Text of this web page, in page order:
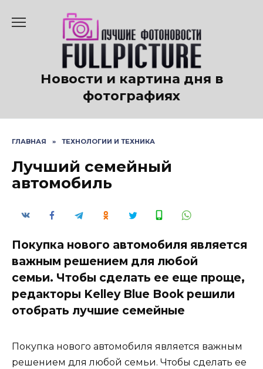
содержанию
Новости и картина дня в
фотографиях
ГЛАВНАЯ » ТЕХНОЛОГИИ И ТЕХНИКА
Лучший семейный
автомобиль
Покупка нового автомобиля является
важным решением для любой
семьи. Чтобы сделать ее еще проще,
редакторы Kelley Blue Book решили
отобрать лучшие семейные
Покупка нового автомобиля является важным
решением для любой семьи. Чтобы сделать ее